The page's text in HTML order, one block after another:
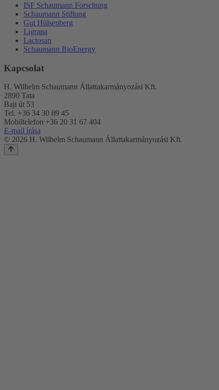
ISF Schaumann Forschung
Schaumann Stiftung
Gut Hülsenberg
Ligrana
Lactosan
Schaumann BioEnergy
Kapcsolat
H. Wilhelm Schaumann Állattakarmányozási Kft.
2890 Tata
Baji út 53
Tel. +36 34 30 89 45
Mobiltelefon +36 20 31 67 404
E-mail írása
© 2026 H. Wilhelm Schaumann Állattakarmányozási Kft.